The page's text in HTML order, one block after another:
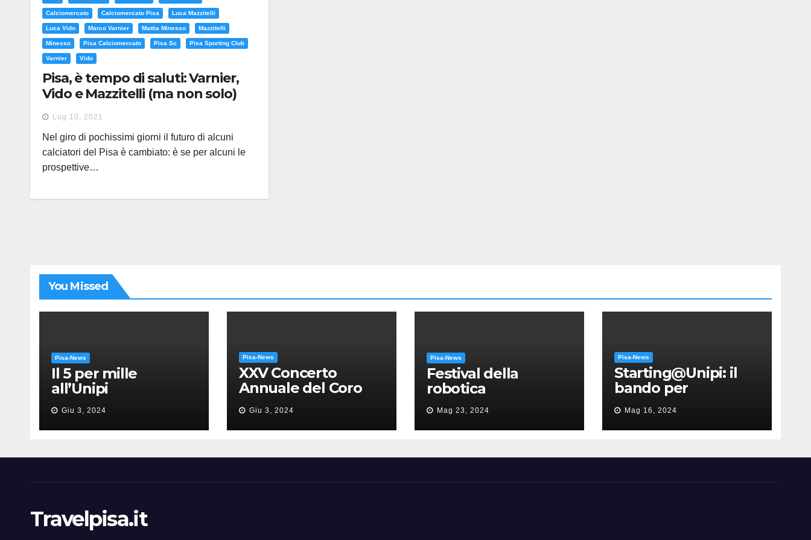
Calciomercato Calciomercato Pisa Luca Mazzitelli
Luca Vido Marco Varnier Mattia Minesso Mazzitelli
Minesso Pisa Calciomercato Pisa Sc Pisa Sporting Club
Varnier Vido
Pisa, è tempo di saluti: Varnier,
Vido e Mazzitelli (ma non solo)
proseguiranno altrove
Lug 10, 2021
Nel giro di pochissimi giorni il futuro di alcuni
calciatori del Pisa è cambiato: è se per alcuni le
prospettive…
You Missed
Pisa-News
Il 5 per mille
all’Unipi
Giu 3, 2024
Pisa-News
XXV Concerto
Annuale del Coro
dell’Università: la
“Messa in gloria” di
Giacomo Puccini
Giu 3, 2024
Pisa-News
Festival della
robotica
Mag 23, 2024
Pisa-News
Starting@Unipi: il
bando per
supportare la
partecipazione
all’ERC Starting
Mag 16, 2024
Travelpisa.it